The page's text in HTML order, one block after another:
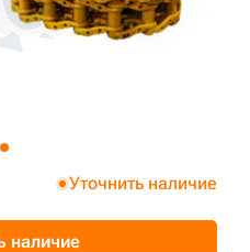
Уточнить наличие
наличие